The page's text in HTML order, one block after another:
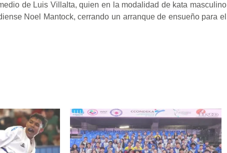
de Luis Villalta, quien en la modalidad de kata masculino
Noel Mantock, cerrando un arranque de ensueño para el